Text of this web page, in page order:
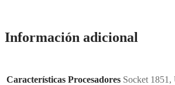
Información adicional
Características Procesadores Socket